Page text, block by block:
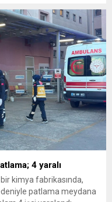
ediyor. İstanbul’da...
4 yaralı
kimya fabrikasında,
patlama meydana